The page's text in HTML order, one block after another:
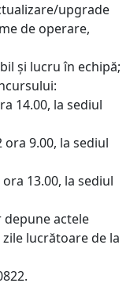
upgrade
de operare,
și lucru în echipă;
14.00, la sediul
9.00, la sediul
13.00, la sediul
depune actele
zile lucrătoare de la